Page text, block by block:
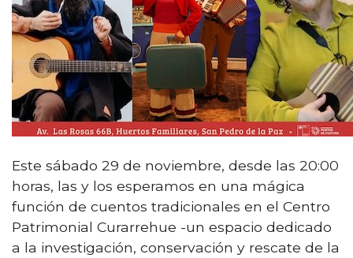
Este sábado 29 de noviembre, desde las 20:00
horas, las y los esperamos en una mágica
función de cuentos tradicionales en el Centro
Patrimonial Curarrehue -un espacio dedicado
a la investigación, conservación y rescate de la